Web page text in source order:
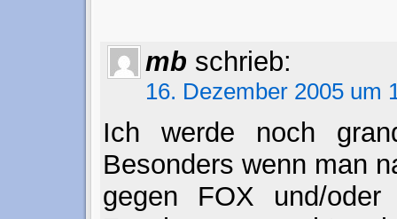
mb schrieb:
16. Dezember 2005 um
Ich werde noch
Besonders wenn man
gegen FOX und/oder